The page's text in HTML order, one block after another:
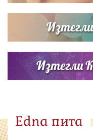
Изтегли
Edna пита